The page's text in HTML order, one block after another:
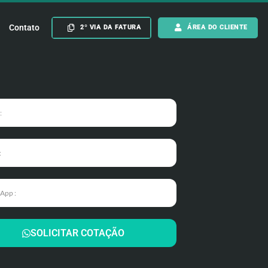
Contato 2º VIA DA FATURA ÁREA DO CLIENTE
SOLICITAR COTAÇÃO